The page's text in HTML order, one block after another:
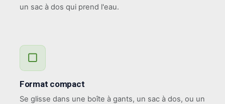
un sac à dos qui prend l'eau.
▢
Format compact
Se glisse dans une boîte à gants, un sac à dos, ou un